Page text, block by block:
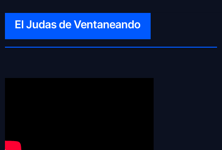
El Judas de Ventaneando